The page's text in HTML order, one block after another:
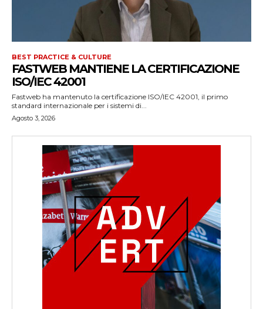
BEST PRACTICE & CULTURE
FASTWEB MANTIENE LA CERTIFICAZIONE
ISO/IEC 42001
Fastweb ha mantenuto la certificazione ISO/IEC 42001, il primo
standard internazionale per i sistemi di...
Agosto 3, 2026